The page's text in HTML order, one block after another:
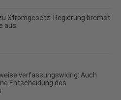
Stromgesetz: Regierung bremst
aus
verfassungswidrig: Auch
Entscheidung des